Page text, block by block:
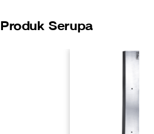
Produk Serupa